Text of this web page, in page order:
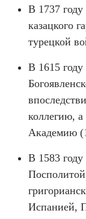
В 1737 году
казацкого
турецкой
В 1615
коллегию,
Академию
В 1583 году
Испанией,